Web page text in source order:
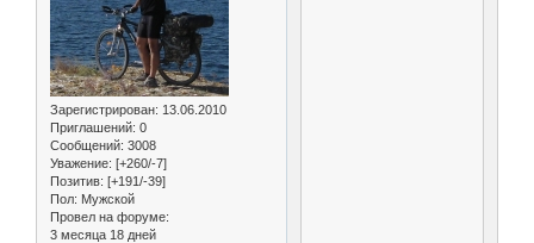
Зарегистрирован: 13.06.2010
Приглашений: 0
Сообщений: 3008
Уважение: [+260/-7]
Позитив: [+191/-39]
Пол: Мужской
Провел на форуме:
3 месяца 18 дней